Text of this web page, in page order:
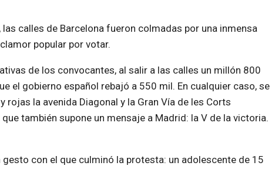
calles de Barcelona fueron colmadas por una inmensa
popular por votar.
de los convocantes, al salir a las calles un millón 800
el gobierno español rebajó a 550 mil. En cualquier caso, se
la avenida Diagonal y la Gran Vía de les Corts
también supone un mensaje a Madrid: la V de la victoria.
con el que culminó la protesta: un adolescente de 15